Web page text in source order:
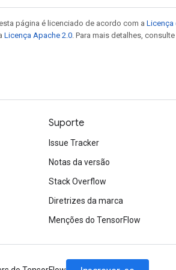
página é licenciado de acordo com a Licença
Licença Apache 2.0 . Para mais detalhes,
Suporte
Issue Tracker
Notas da versão
Stack Overflow
Diretrizes da marca
Menções do TensorFlow